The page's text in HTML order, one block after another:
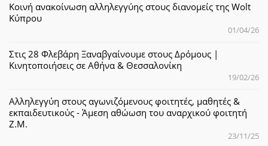
Κοινή ανακοίνωση αλληλεγγύης στους διανομείς της Wolt
Κύπρου
01/04/26
Στις 28 Φλεβάρη Ξαναβγαίνουμε στους Δρόμους |
Κινητοποιήσεις σε Αθήνα & Θεσσαλονίκη
19/02/26
Αλληλεγγύη στους αγωνιζόμενους φοιτητές, μαθητές &
εκπαιδευτικούς - Άμεση αθώωση του αναρχικού φοιτητή
Ζ.Μ.
23/11/25